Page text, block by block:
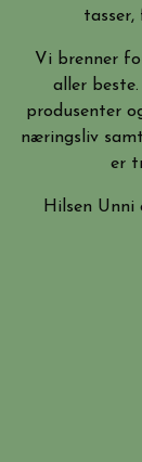
tasser,
Vi brenner
aller
produsenter
næringsliv
er
Hilsen